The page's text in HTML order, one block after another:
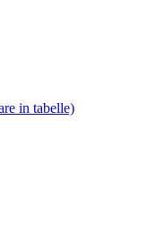
in tabelle)